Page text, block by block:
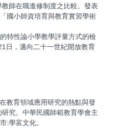
師在職進修制度之比較。發表
國小師資培育與教育實習學術
特性論小學教學評量方式的檢
日，邁向二十一世紀開放教育
教育領域應用研究的熱點與發
究。中華民國師範教育學會主
:學富文化。